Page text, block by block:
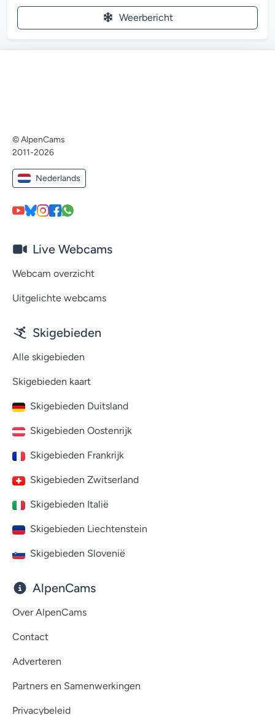
Weerbericht
© AlpenCams
2011-2026
Nederlands
Live Webcams
Webcam overzicht
Uitgelichte webcams
Skigebieden
Alle skigebieden
Skigebieden kaart
Skigebieden Duitsland
Skigebieden Oostenrijk
Skigebieden Frankrijk
Skigebieden Zwitserland
Skigebieden Italië
Skigebieden Liechtenstein
Skigebieden Slovenië
AlpenCams
Over AlpenCams
Contact
Adverteren
Partners en Samenwerkingen
Privacybeleid